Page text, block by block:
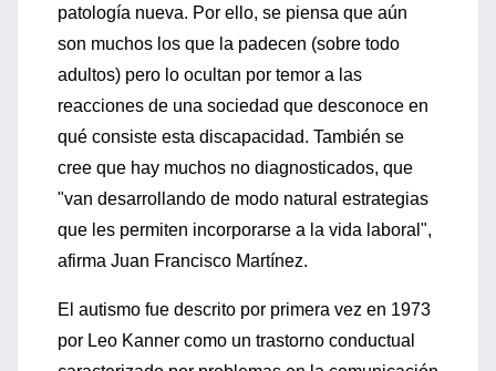
patología nueva. Por ello, se piensa que aún
son muchos los que la padecen (sobre todo
adultos) pero lo ocultan por temor a las
reacciones de una sociedad que desconoce en
qué consiste esta discapacidad. También se
cree que hay muchos no diagnosticados, que
"van desarrollando de modo natural estrategias
que les permiten incorporarse a la vida laboral",
afirma Juan Francisco Martínez.
El autismo fue descrito por primera vez en 1973
por Leo Kanner como un trastorno conductual